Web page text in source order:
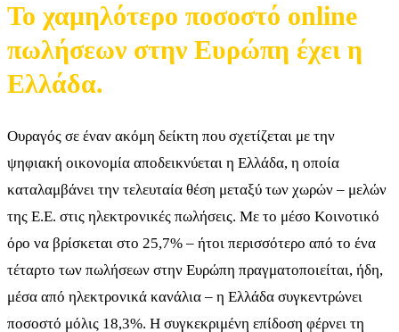
Το χαμηλότερο ποσοστό online
πωλήσεων στην Ευρώπη έχει η
Ελλάδα.
Ουραγός σε έναν ακόμη δείκτη που σχετίζεται με την
ψηφιακή οικονομία αποδεικνύεται η Ελλάδα, η οποία
καταλαμβάνει την τελευταία θέση μεταξύ των χωρών – μελών
της Ε.Ε. στις ηλεκτρονικές πωλήσεις. Με το μέσο Κοινοτικό
όρο να βρίσκεται στο 25,7% – ήτοι περισσότερο από το ένα
τέταρτο των πωλήσεων στην Ευρώπη πραγματοποιείται, ήδη,
μέσα από ηλεκτρονικά κανάλια – η Ελλάδα συγκεντρώνει
ποσοστό μόλις 18,3%. Η συγκεκριμένη επίδοση φέρνει τη